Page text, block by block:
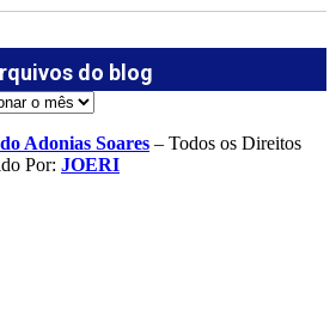
do blog
Adonias Soares – Todos os Direitos
Por: JOERI